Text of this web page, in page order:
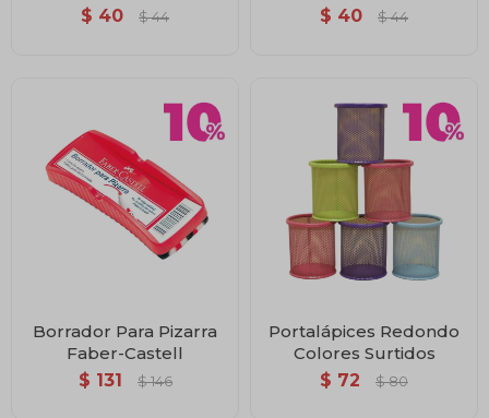
$ 40 $ 44
$ 40 $ 44
Borrador Para Pizarra
Faber-Castell
$ 131 $ 146
Portalápices Redondo
Colores Surtidos
$ 72 $ 80